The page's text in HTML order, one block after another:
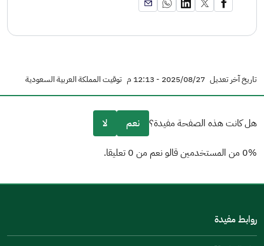
تاريخ آخر تعديل 2025/08/27 - 12:13 م توقيت المملكة العربية السعودية
هل كانت هذه الصفحة مفيدة؟ نعم لا
0% من المستخدمين قالو نعم من 0 تعليقا.
مكتوبة بشكل جيدروابط مفيدة